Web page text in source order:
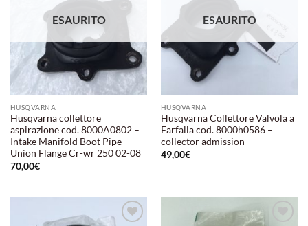
ESAURITO
HUSQVARNA
Husqvarna collettore
aspirazione cod. 8000A0802 –
Intake Manifold Boot Pipe
Union Flange Cr-wr 250 02-08
70,00€
ESAURITO
HUSQVARNA
Husqvarna Collettore Valvola a
Farfalla cod. 8000h0586 –
collector admission
49,00€